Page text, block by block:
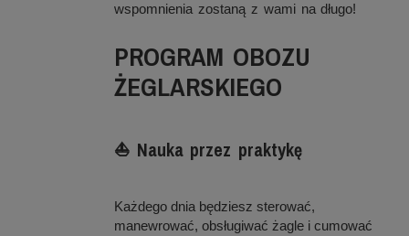
wspomnienia zostaną z wami na długo!
PROGRAM OBOZU
ŻEGLARSKIEGO
⛵️ Nauka przez praktykę
Każdego dnia będziesz sterować,
manewrować, obsługiwać żagle i cumować